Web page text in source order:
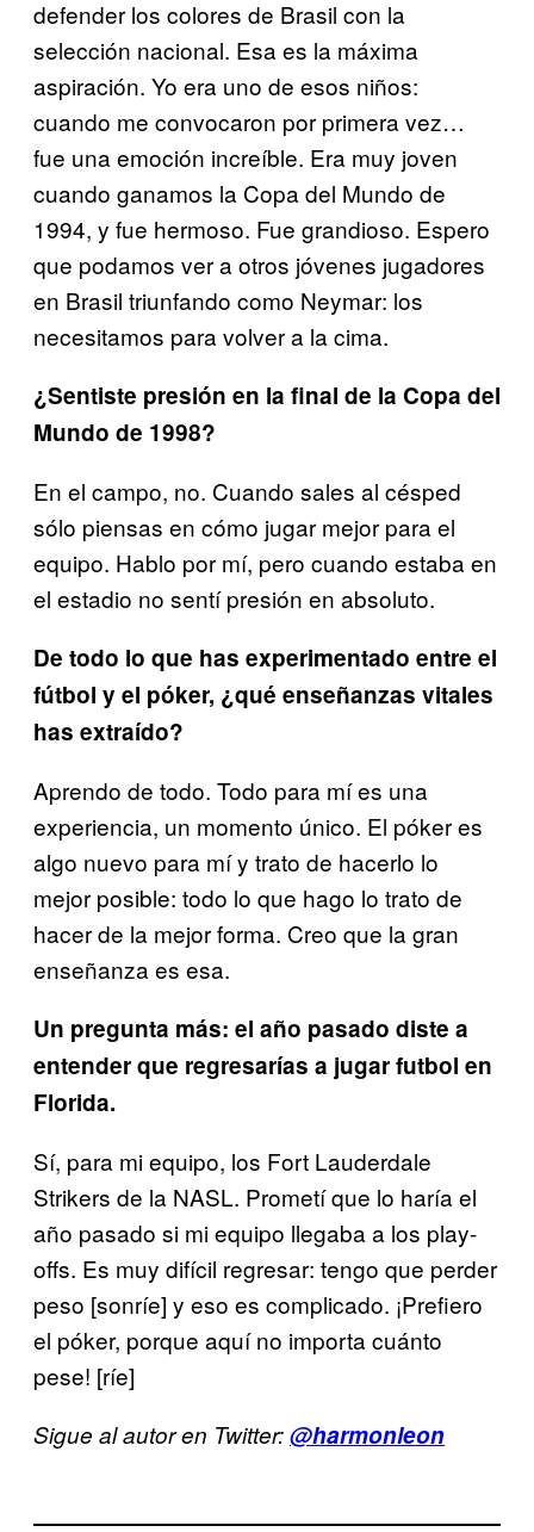
defender los colores de Brasil con la
selección nacional. Esa es la máxima
aspiración. Yo era uno de esos niños:
cuando me convocaron por primera vez…
fue una emoción increíble. Era muy joven
cuando ganamos la Copa del Mundo de
1994, y fue hermoso. Fue grandioso. Espero
que podamos ver a otros jóvenes jugadores
en Brasil triunfando como Neymar: los
necesitamos para volver a la cima.
¿Sentiste presión en la final de la Copa del
Mundo de 1998?
En el campo, no. Cuando sales al césped
sólo piensas en cómo jugar mejor para el
equipo. Hablo por mí, pero cuando estaba en
el estadio no sentí presión en absoluto.
De todo lo que has experimentado entre el
fútbol y el póker, ¿qué enseñanzas vitales
has extraído?
Aprendo de todo. Todo para mí es una
experiencia, un momento único. El póker es
algo nuevo para mí y trato de hacerlo lo
mejor posible: todo lo que hago lo trato de
hacer de la mejor forma. Creo que la gran
enseñanza es esa.
Un pregunta más: el año pasado diste a
entender que regresarías a jugar futbol en
Florida.
Sí, para mi equipo, los Fort Lauderdale
Strikers de la NASL. Prometí que lo haría el
año pasado si mi equipo llegaba a los play-
offs. Es muy difícil regresar: tengo que perder
peso [sonríe] y eso es complicado. ¡Prefiero
el póker, porque aquí no importa cuánto
pese! [ríe]
Sigue al autor en Twitter:@harmonleon